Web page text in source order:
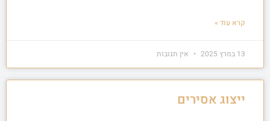
קרא עוד »
13 במרץ 2025 אין תגובות
ייצוג אסירים